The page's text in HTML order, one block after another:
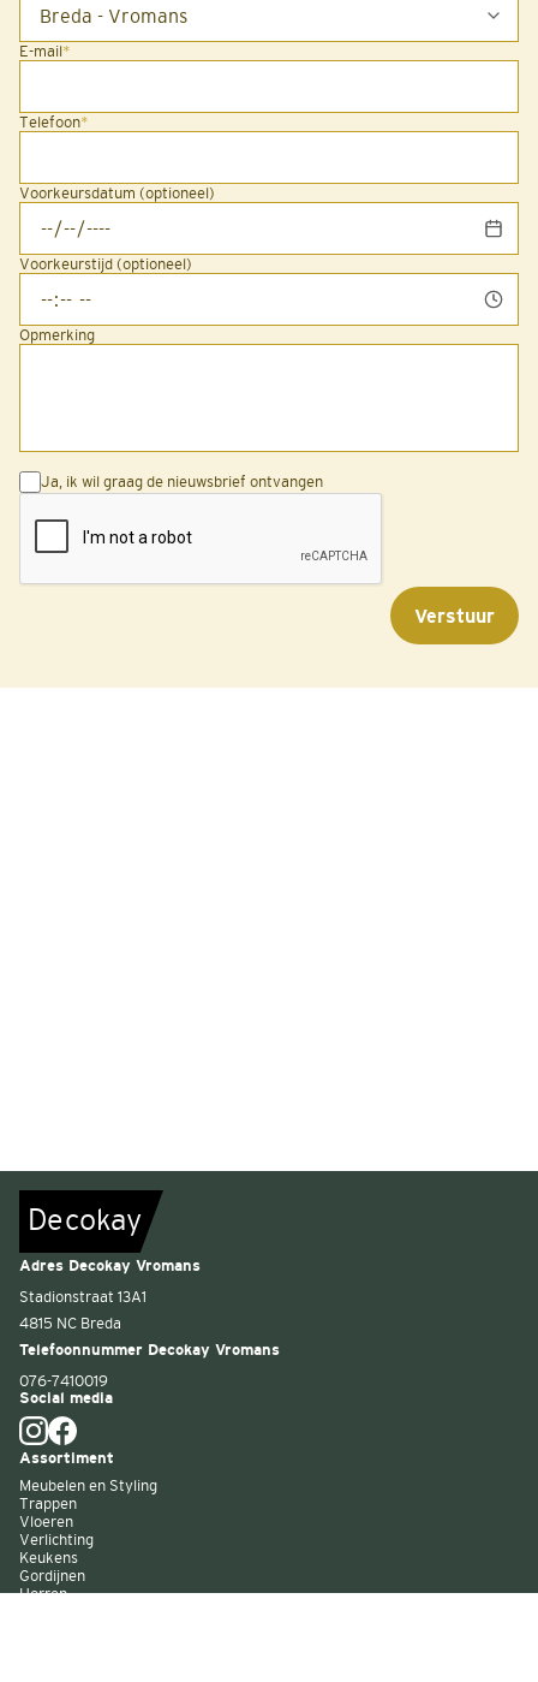
E-mail*
Telefoon*
Voorkeursdatum (optioneel)
Voorkeurstijd (optioneel)
Opmerking
Ja, ik wil graag de nieuwsbrief ontvangen
Decokay
Adres Decokay Vromans
Stadionstraat 13A1
4815 NC Breda
Telefoonnummer Decokay Vromans
076-7410019
Social media
Assortiment
Meubelen en Styling
Trappen
Vloeren
Verlichting
Keukens
Gordijnen
Horren